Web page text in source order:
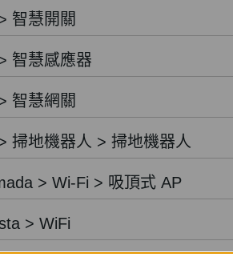
智慧開關
智慧感應器
智慧網關
掃地機器人 > 掃地機器人
> Wi-Fi > 吸頂式 AP
> WiFi